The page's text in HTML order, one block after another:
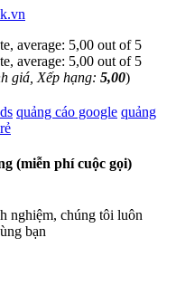
giá, Xếp hạng: 5,00)
quảng cáo google quảng
(miễn phí cuộc gọi)
nghiệm, chúng tôi luôn
bạn